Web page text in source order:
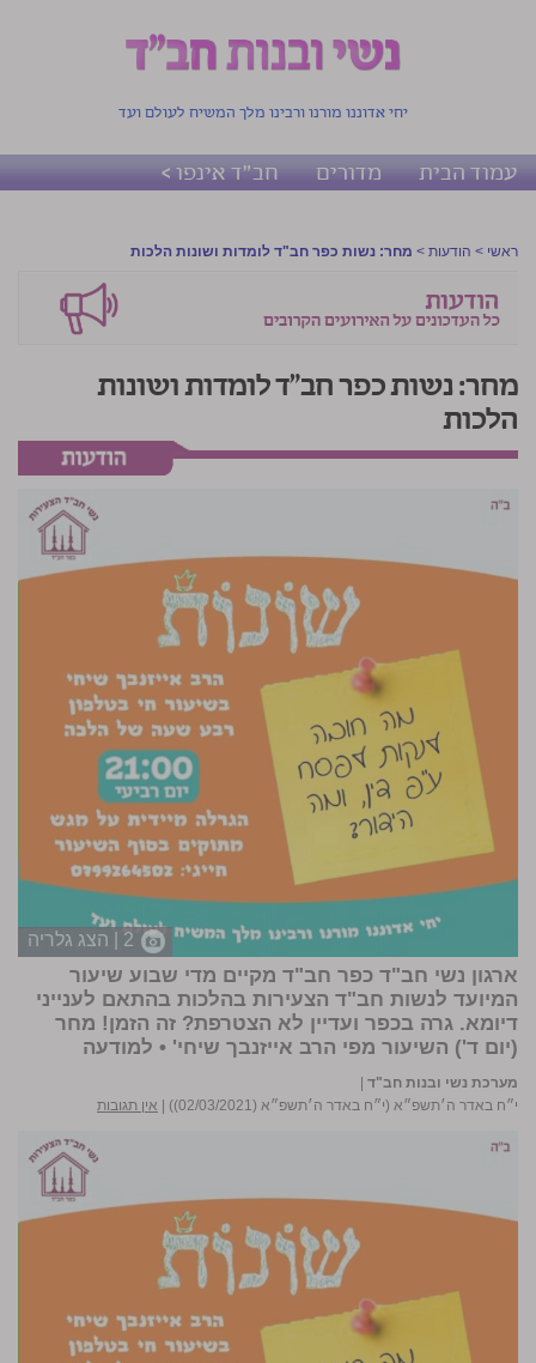
יחי אדוננו מורנו ורבינו מלך המשיח לעולם ועד
עמוד הבית מדורים חב"ד אינפו >
ראשי > הודעות > מחר: נשות כפר חב"ד לומדות ושונות הלכות
מחר: נשות כפר חב"ד לומדות ושונות
הלכות
2 | הצג גלריה
ארגון נשי חב"ד כפר חב"ד מקיים מדי שבוע שיעור
המיועד לנשות חב"ד הצעירות בהלכות בהתאם לענייני
דיומא. גרה בכפר ועדיין לא הצטרפת? זה הזמן! מחר
(יום ד') השיעור מפי הרב אייזנבך שיחי' • למודעה
מערכת נשי ובנות חב"ד |
י״ח באדר ה׳תשפ״א (י״ח באדר ה׳תשפ״א (02/03/2021))
| אין תגובות